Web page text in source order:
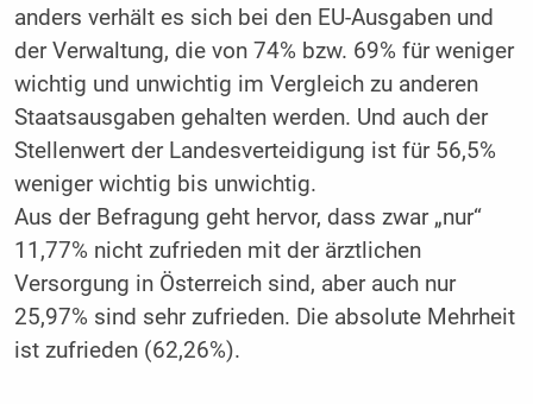
anders verhält es sich bei den EU-Ausgaben und
der Verwaltung, die von 74% bzw. 69% für weniger
wichtig und unwichtig im Vergleich zu anderen
Staatsausgaben gehalten werden. Und auch der
Stellenwert der Landesverteidigung ist für 56,5%
weniger wichtig bis unwichtig.
Aus der Befragung geht hervor, dass zwar „nur“
11,77% nicht zufrieden mit der ärztlichen
Versorgung in Österreich sind, aber auch nur
25,97% sind sehr zufrieden. Die absolute Mehrheit
ist zufrieden (62,26%).